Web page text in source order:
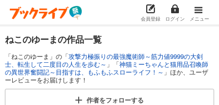
会員登録 ログイン メニュー
ねこのゆーまの作品一覧
「ねこのゆーま」の「攻撃力極振りの最強魔術師～筋力値9999の大剣
士、転生して二度目の人生を歩む～ 」「神猫ミーちゃんと猫用品召喚師
の異世界奮闘記～目指すは、もふもふスローライフ！～ 」ほか、ユーザ
ーレビューをお届けします！
作者をフォローする